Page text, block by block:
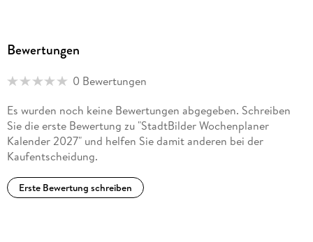
Bewertungen
0 Bewertungen
Es wurden noch keine Bewertungen abgegeben. Schreiben
Sie die erste Bewertung zu "StadtBilder Wochenplaner
Kalender 2027" und helfen Sie damit anderen bei der
Kaufentscheidung.
Erste Bewertung schreiben